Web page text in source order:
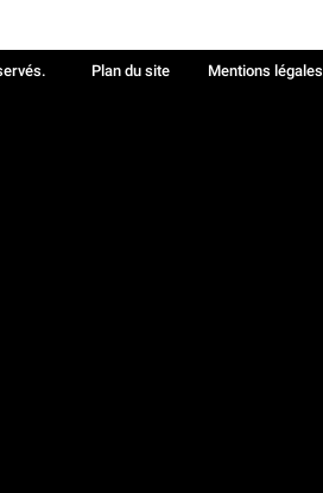
Plan du site Mentions légales